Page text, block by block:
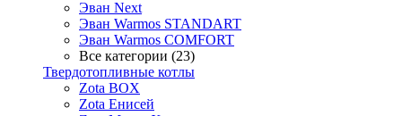
Эван Next
Эван Warmos STANDART
Эван Warmos COMFORT
Все категории (23)
Твердотопливные котлы
Zota BOX
Zota Енисей